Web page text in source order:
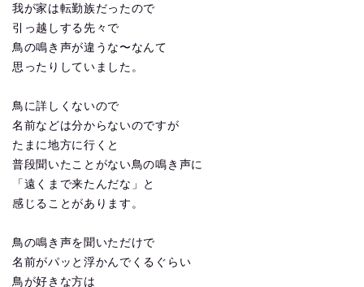
我が家は転勤族だったので
引っ越しする先々で
鳥の鳴き声が違うな〜なんて
思ったりしていました。
鳥に詳しくないので
名前などは分からないのですが
たまに地方に行くと
普段聞いたことがない鳥の鳴き声に
「遠くまで来たんだな」と
感じることがあります。
鳥の鳴き声を聞いただけで
名前がパッと浮かんでくるぐらい
鳥が好きな方は